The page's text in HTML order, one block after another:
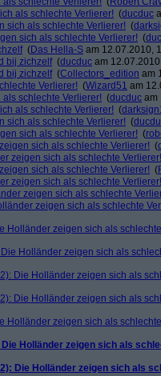
als schlechte Verlierer! (ducduc
sich als schlechte Verlierer! (
sich als schlechte Verlierer! (
(Das Hella-S am 12.07.2010,
bij zichzelf(ducduc am
bij zichzelf(Collectors_edition am
Verlierer! (Wizard51 am
schlechte Verlierer! (ducduc am
als schlechte Verlierer! (
sich als schlechte Verlierer! (
sich als schlechte Verlierer! (
sich als schlechte Verlierer! (
zeigen sich als schlechte Verlierer!
sich als schlechte Verlierer! (
zeigen sich als schlechte Verlierer!
zeigen sich als schlechte
zeigen sich als schlechte
Holländer zeigen sich als
Die Holländer zeigen sich als
Die Holländer zeigen sich als
Die Holländer zeigen sich als
Holländer zeigen sich als
Die Holländer zeigen sich als
Die Holländer zeigen sich als